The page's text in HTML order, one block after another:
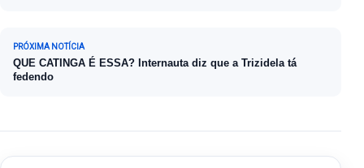
PRÓXIMA NOTÍCIA
QUE CATINGA É ESSA? Internauta diz que a Trizidela tá
fedendo